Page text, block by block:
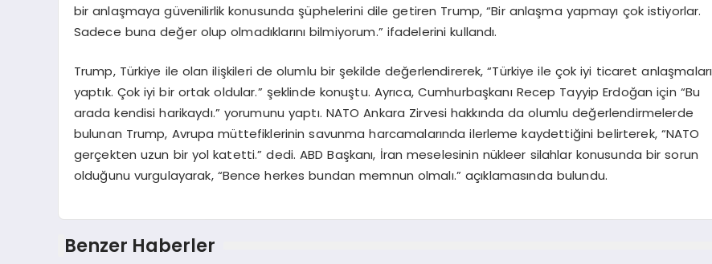
bir anlaşmaya güvenilirlik konusunda şüphelerini dile getiren Trump, “Bir anlaşma yapmayı çok istiyorlar.
Sadece buna değer olup olmadıklarını bilmiyorum.” ifadelerini kullandı.
Trump, Türkiye ile olan ilişkileri de olumlu bir şekilde değerlendirerek, “Türkiye ile çok iyi ticaret anlaşmaları
yaptık. Çok iyi bir ortak oldular.” şeklinde konuştu. Ayrıca, Cumhurbaşkanı Recep Tayyip Erdoğan için “Bu
arada kendisi harikaydı.” yorumunu yaptı. NATO Ankara Zirvesi hakkında da olumlu değerlendirmelerde
bulunan Trump, Avrupa müttefiklerinin savunma harcamalarında ilerleme kaydettiğini belirterek, “NATO
gerçekten uzun bir yol katetti.” dedi. ABD Başkanı, İran meselesinin nükleer silahlar konusunda bir sorun
olduğunu vurgulayarak, “Bence herkes bundan memnun olmalı.” açıklamasında bulundu.
Benzer Haberler